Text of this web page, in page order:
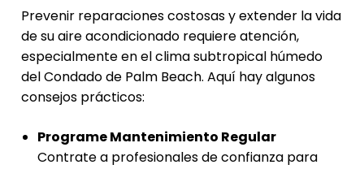
Prevenir reparaciones costosas y extender la vida
de su aire acondicionado requiere atención,
especialmente en el clima subtropical húmedo
del Condado de Palm Beach. Aquí hay algunos
consejos prácticos:
Programe Mantenimiento Regular
Contrate a profesionales de confianza para